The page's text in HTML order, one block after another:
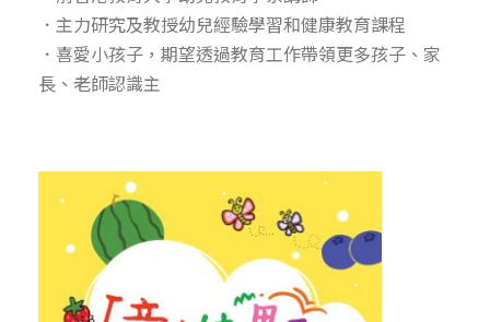
．主力研究及教授幼兒經驗學習和健康教育課程
．喜愛小孩子，期望透過教育工作帶領更多孩子、家
長、老師認識主